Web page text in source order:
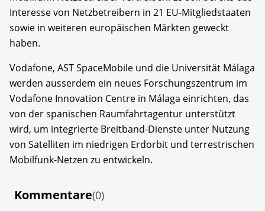
Interesse von Netzbetreibern in 21 EU-Mitgliedstaaten
sowie in weiteren europäischen Märkten geweckt
haben.
Vodafone, AST SpaceMobile und die Universität Málaga
werden ausserdem ein neues Forschungszentrum im
Vodafone Innovation Centre in Málaga einrichten, das
von der spanischen Raumfahrtagentur unterstützt
wird, um integrierte Breitband-Dienste unter Nutzung
von Satelliten im niedrigen Erdorbit und terrestrischen
Mobilfunk-Netzen zu entwickeln.
Kommentare(0)